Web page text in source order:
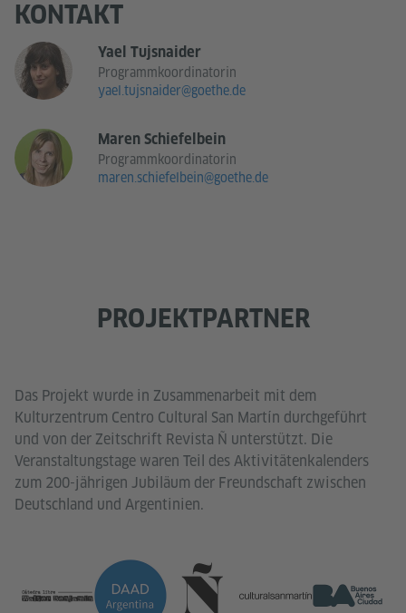
KONTAKT
Yael Tujsnaider
Programmkoordinatorin
yael.tujsnaider@goethe.de
Maren Schiefelbein
Programmkoordinatorin
maren.schiefelbein@goethe.de
PROJEKTPARTNER
Das Projekt wurde in Zusammenarbeit mit dem
Kulturzentrum Centro Cultural San Martín durchgeführt
und von der Zeitschrift Revista Ñ unterstützt. Die
Veranstaltungstage waren Teil des Aktivitätenkalenders
zum 200-jährigen Jubiläum der Freundschaft zwischen
Deutschland und Argentinien.